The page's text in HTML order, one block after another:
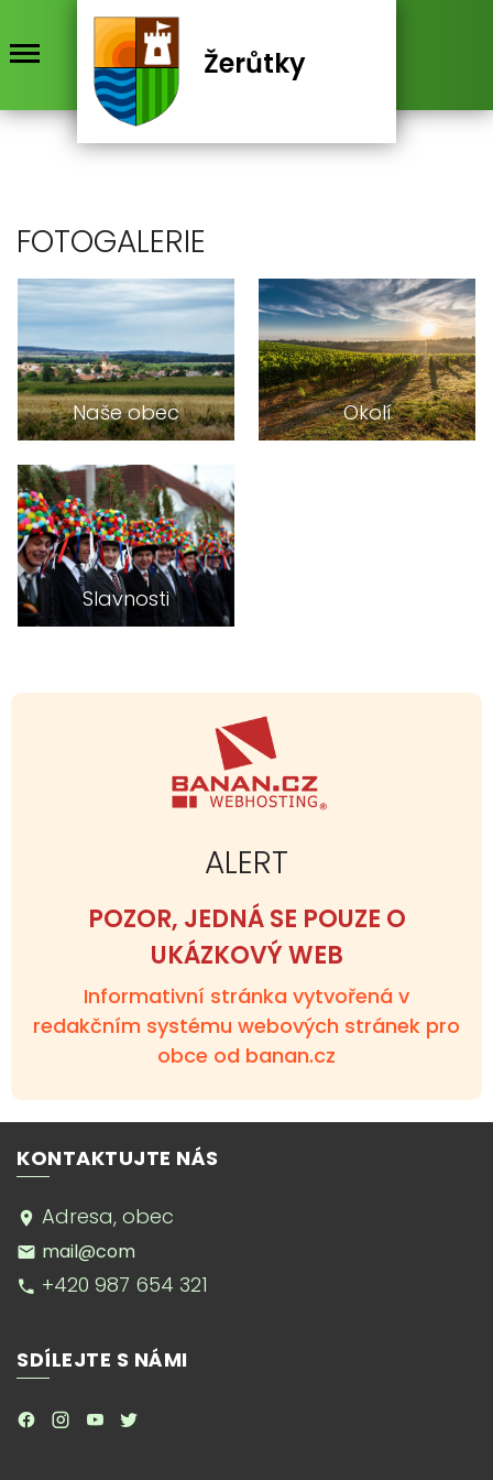
Žerůtky
FOTOGALERIE
Naše obec
6
Okolí
6
Slavnosti
6
ALERT
POZOR, JEDNÁ SE POUZE O
UKÁZKOVÝ WEB
Informativní stránka vytvořená v
redakčním systému webových stránek pro
obce od banan.cz
KONTAKTUJTE NÁS
Adresa, obec
mail@com
+420 987 654 321
SDÍLEJTE S NÁMI